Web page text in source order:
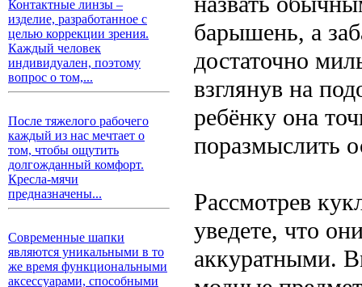
Контактные линзы –
изделие, разработанное с
целью коррекции зрения.
Каждый человек
индивидуален, поэтому
вопрос о том,...
После тяжелого рабочего
каждый из нас мечтает о
том, чтобы ощутить
долгожданный комфорт.
Кресла-мячи
предназначены...
Современные шапки
являются уникальными в то
же время функциональными
аксессуарами, способными
барышень, а
достаточно
взглянув на
ребёнку она
поразмыслить
Рассмотрев
уведете, что
аккуратными.